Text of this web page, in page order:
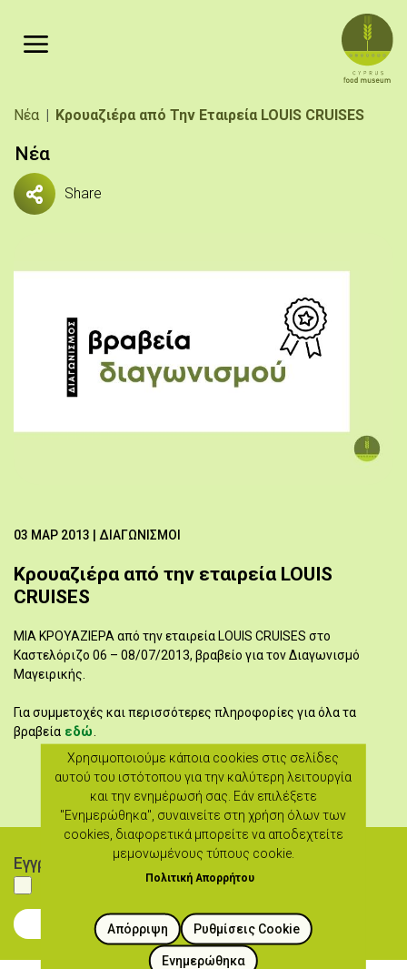
Breadcrumb
Νέα Κρουαζιέρα από Την Εταιρεία LOUIS CRUISES
Νέα
Share
03 ΜΑΡ 2013 | ΔΙΑΓΩΝΙΣΜΟΊ
Κρουαζιέρα από την εταιρεία LOUIS
CRUISES
ΜΙΑ ΚΡΟΥΑΖΙΕΡΑ από την εταιρεία LOUIS CRUISES στο
Καστελόριζο 06 – 08/07/2013, βραβείο για τον Διαγωνισμό
Μαγειρικής.
Για συμμετοχές και περισσότερες πληροφορίες για όλα τα
βραβεία εδώ
Εγγραφή στο Newsletter
Συμφωνώ
Συμφωνώ με τουςόρους χρήσης
Εγγραφή στο Newsletter
Χρησιμοποιούμε κάποια cookies στις σελίδες
αυτού του ιστότοπου για την καλύτερη λειτουργία
και την ενημέρωσή σας. Εάν επιλέξετε
"Ενημερώθηκα", συναινείτε στη χρήση όλων των
cookies, διαφορετικά μπορείτε να αποδεχτείτε
μεμονωμένους τύπους cookie.
Πολιτική Απορρήτου
Ρυθμίσεις Cookie
Απόρριψη
Ενημερώθηκα